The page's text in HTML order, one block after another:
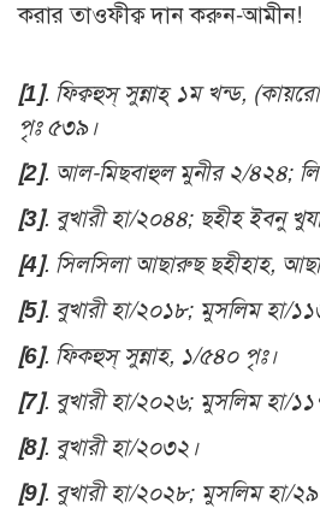
করার তাওফীক্ব দান করুন-আমীন!
[1]. ফিক্বহুস্ সুন্নাহ্ ১ম খন্ড,
পৃঃ ৫৩৯।
[2]. আল-মিছবাহুল মুনীর ২/৪২৪;
[3]. বুখারী হা/২০৪৪; ছহীহ ইবনু
[4]. সিলসিলা আছারুছ ছহীহাহ,
[5]. বুখারী হা/২০১৮; মুসলিম হা/
[6]. ফিকহুস্ সুন্নাহ, ১/৫৪০ পৃঃ।
[7]. বুখারী হা/২০২৬; মুসলিম হা/
[8]. বুখারী হা/২০৩২।
[9]. বুখারী হা/২০২৮; মুসলিম হা/